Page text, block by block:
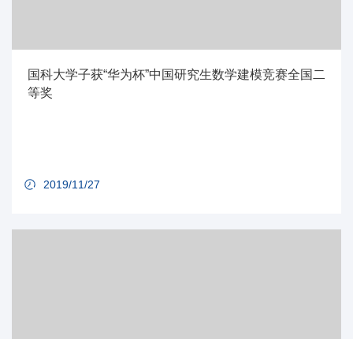
国科大学子获“华为杯”中国研究生数学建模竞赛全国二
等奖
2019/11/27